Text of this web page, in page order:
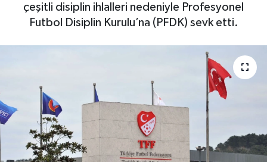
çeşitli disiplin ihlalleri nedeniyle Profesyonel
Futbol Disiplin Kurulu’na (PFDK) sevk etti.
Haberler
Kültür Sanat
Müzik
Piyasa
Haber Arşivi